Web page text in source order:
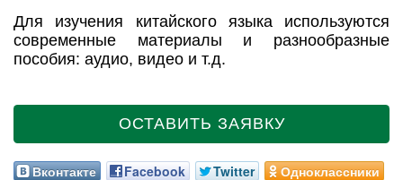
Для изучения китайского языка используются
современные материалы и разнообразные
пособия: аудио, видео и т.д.
ОСТАВИТЬ ЗАЯВКУ
Вконтакте Facebook Twitter
Одноклассники